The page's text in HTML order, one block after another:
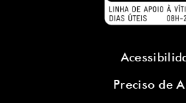
Preciso de